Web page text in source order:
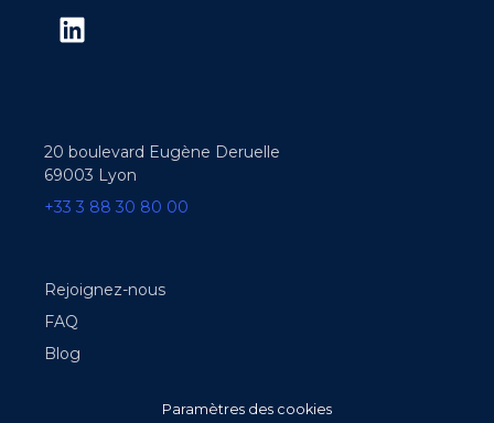
20 boulevard Eugène Deruelle
69003 Lyon
+33 3 88 30 80 00
Rejoignez-nous
FAQ
Blog
Paramètres des cookies